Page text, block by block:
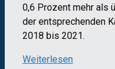
0,6 Prozent mehr als
der entsprechenden
2018 bis 2021.
Weiterlesen